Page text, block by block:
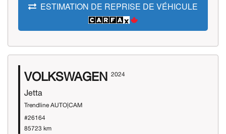
ESTIMATION DE REPRISE DE VÉHICULE
VOLKSWAGEN 2024
Jetta
Trendline AUTO|CAM
#26164
85723 km